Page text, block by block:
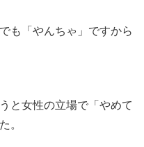
も「やんちゃ」ですから
と女性の立場で「やめて
。